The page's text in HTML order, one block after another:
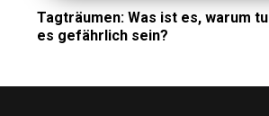
Tagträumen: Was ist es, warum
es gefährlich sein?